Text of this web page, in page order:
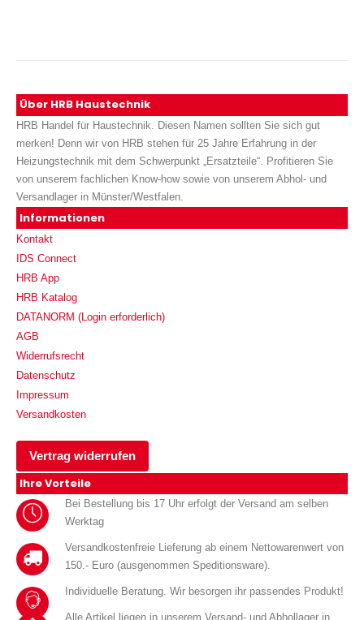
Über HRB Haustechnik
HRB Handel für Haustechnik. Diesen Namen sollten Sie sich gut
merken! Denn wir von HRB stehen für 25 Jahre Erfahrung in der
Heizungstechnik mit dem Schwerpunkt „Ersatzteile“. Profitieren Sie
von unserem fachlichen Know-how sowie von unserem Abhol- und
Versandlager in Münster/Westfalen.
Informationen
Kontakt
IDS Connect
HRB App
HRB Katalog
DATANORM (Login erforderlich)
AGB
Widerrufsrecht
Datenschutz
Impressum
Versandkosten
Vertrag widerrufen
Ihre Vorteile
Bei Bestellung bis 17 Uhr erfolgt der Versand am selben
Werktag
Versandkostenfreie Lieferung ab einem Nettowarenwert von
150.- Euro (ausgenommen Speditionsware).
Individuelle Beratung. Wir besorgen ihr passendes Produkt!
Alle Artikel liegen in unserem Versand- und Abhollager in